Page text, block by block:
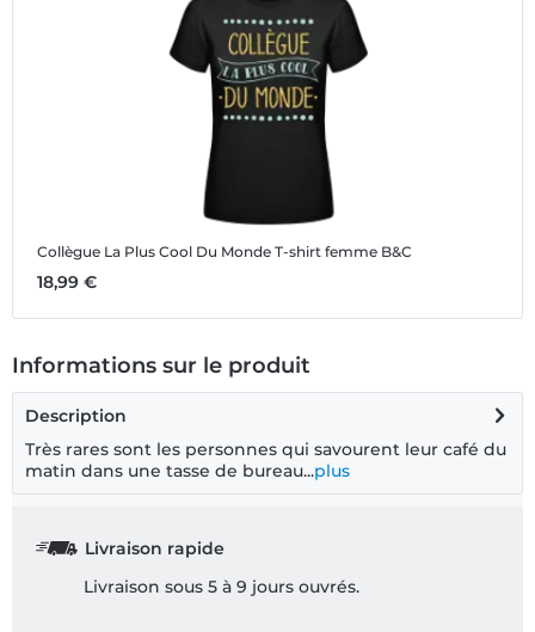
Collègue La Plus Cool Du Monde T-shirt femme B&C
18,99 €
Informations sur le produit
Description
Très rares sont les personnes qui savourent leur café du
matin dans une tasse de bureau...plus
Livraison rapide
Livraison sous 5 à 9 jours ouvrés.